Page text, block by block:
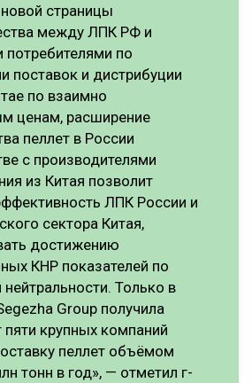
страницы
между ЛПК РФ и
потребителями по
поставок и дистрибуции
по взаимно
ценам, расширение
пеллет в России
с производителями
из Китая позволит
ЛПК России и
сектора Китая,
достижению
КНР показателей по
нейтральности. Только в
Group получила
крупных компаний
пеллет объёмом
тонн в год», — отметил г-